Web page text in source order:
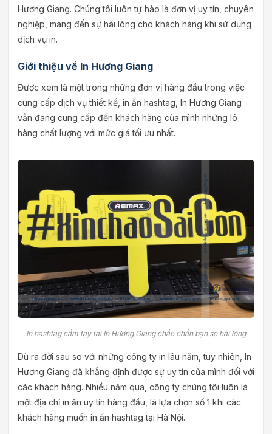
Hương Giang. Chúng tôi luôn tự hào là đơn vị uy tín, chuyên
nghiệp, mang đến sự hài lòng cho khách hàng khi sử dụng
dịch vụ in.
Giới thiệu về In Hương Giang
Được xem là một trong những đơn vị hàng đầu trong việc
cung cấp dịch vụ thiết kế, in ấn hashtag, In Hương Giang
vẫn đang cung cấp đến khách hàng của mình những lô
hàng chất lượng với mức giá tối ưu nhất.
In hashtag cầm tay tại In Hương Giang chắc chắn bạn sẽ hài lòng
Dù ra đời sau so với những công ty in lâu năm, tuy nhiên, In
Hương Giang đã khẳng định được sự uy tín của mình đối với
các khách hàng. Nhiều năm qua, công ty chúng tôi luôn là
một địa chỉ in ấn uy tín hàng đầu, là lựa chọn số 1 khi các
khách hàng muốn in ấn hashtag tại Hà Nội.